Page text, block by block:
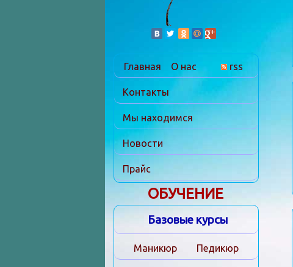
Главная О нас rss
Контакты
Мы находимся
Новости
Прайс
ОБУЧЕНИЕ
Базовые курсы
Маникюр Педикюр